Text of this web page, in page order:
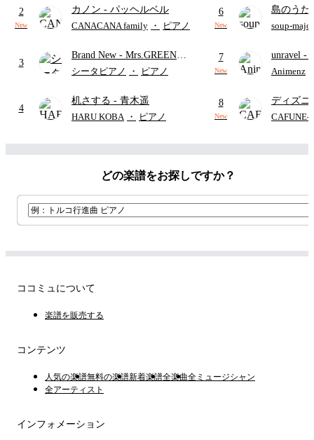
ード・ペダル付き/『映画ちい
かわ 人魚の島のひみつ』よ
2
New
カノン - パッヘルベル
CANACANA family ・ ピアノ
3
Brand New - Mrs.GREEN
APPLE
シータピアノ ・ ピアノ
4
机さする - 青木遥
HARU KOBA
・ ピアノ
6
New
島のうた
映画ちい
soup-majo
7
New
unravel -
雨
Animenz
8
New
ディズ
レー-
ード有)
CAFUNE-
どの楽譜をお探しですか？
ココミュについて
楽譜を販売する
コンテンツ
人気の楽譜無料の楽譜新着楽譜全楽曲全ミュージシャン
全アーティスト
インフォメーション